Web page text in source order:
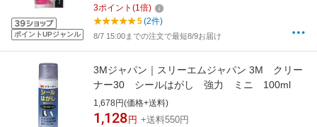
ポイントUPジャンル
3ポイント (1倍)
5(2件)
8/7 15:00までの注文で最短8/9お届け
3Mジャパン｜スリーエムジャパン 3M クリー
ナー30 シールはがし 強力 ミニ 100ml
1,678円(価格+送料)
1,128 円 +送料550円